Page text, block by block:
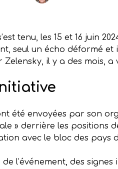
tenu, les 15 et 16 juin
seul un écho déformé
il y a des mois, a
été envoyées par son
» derrière les positions
avec le bloc des pays
l’événement, des